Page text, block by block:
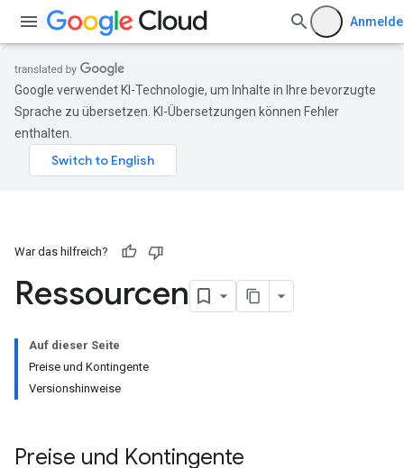
Google verwendet KI-Technologie, um Inhalte in Ihre bevorzugte
Sprache zu übersetzen. KI-Übersetzungen können Fehler
enthalten.
War das hilfreich?
Ressourcen
Auf dieser Seite
Preise und Kontingente
Versionshinweise
Preise und Kontingente